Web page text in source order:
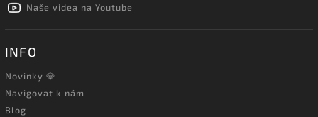
Naše videa na Youtube
INFO
Novinky 💎
Navigovat k nám
Blog